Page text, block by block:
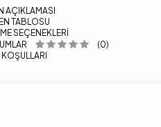
AÇIKLAMASI
TABLOSU
SEÇENEKLERI
(0)